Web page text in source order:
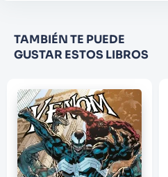
Califique el
estrellas
Su nombre
Correo electrónico
TAMBIÉN TE PUEDE
GUSTAR ESTOS LIBROS